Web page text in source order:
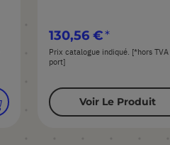
130,56 €
Prix catalogue indiqué. [*hors
port]
Voir Le Produit